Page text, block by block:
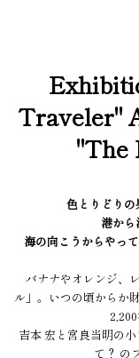
Traveler"
"The
色とりどりの
港から
海の向こうからやっ
バナナやオレンジ、
ル」。いつの頃からか
吉本 宏と宮良当明の
て？ の